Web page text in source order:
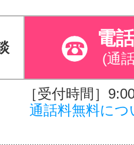
電
(通
［受付時間］
通話料無料につ